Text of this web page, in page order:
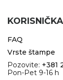
FAQ
Vrste štampe
Pozovite: +381
Pon-Pet 9-16 h